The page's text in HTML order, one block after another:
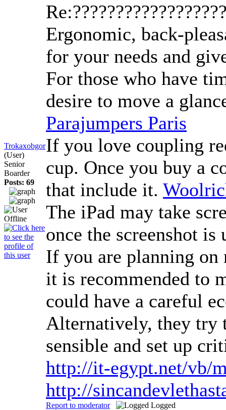
Trokaxobgor
(User)
Senior
Boarder
Posts: 69
Ergonomic, back-
for your needs and
For those who have
desire to move a
Parajumpers Paris
If you love coupling
cup. Once you buy a
that include it.
The iPad may take
once the screenshot
If you are planning
it is recommended to
could have a careful
Alternatively, they try
sensible and set up
http://it-egypt.net/vb/
http://
Report to moderator Logged